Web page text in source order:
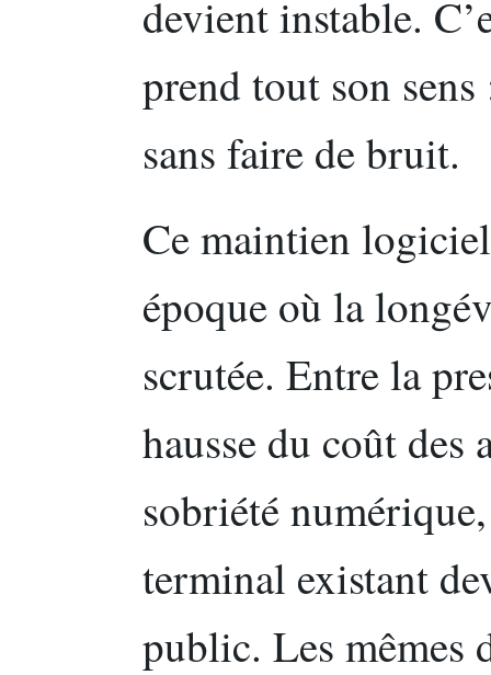
devient instable.
prend tout son
sans faire de bruit.
Ce maintien
époque où la
scrutée. Entre la
hausse du coût des
sobriété
terminal existant
public. Les mêmes